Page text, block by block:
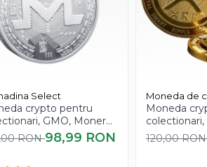
rol de suvenir.
Select
crypto pentru
GMO, Monero
RON98,99 RON
Moneda de
Moneda
colectionari,
XRP
120,00